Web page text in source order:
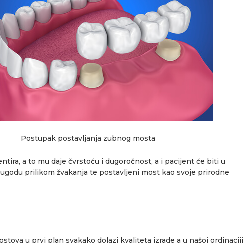
Postupak postavljanja zubnog mosta
a to mu daje čvrstoću i dugoročnost, a i pacijent će biti u
prilikom žvakanja te postavljeni most kao svoje prirodne
u prvi plan svakako dolazi kvaliteta izrade a u našoj ordinaciji